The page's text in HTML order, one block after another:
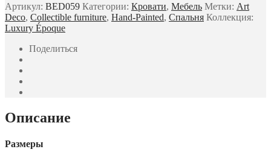
Артикул: BED059 Категории: Кровати, Мебель Метки: Art
Deco, Collectible furniture, Hand-Painted, Спальня Коллекция:
Luxury Époque
Поделиться
Описание
Размеры